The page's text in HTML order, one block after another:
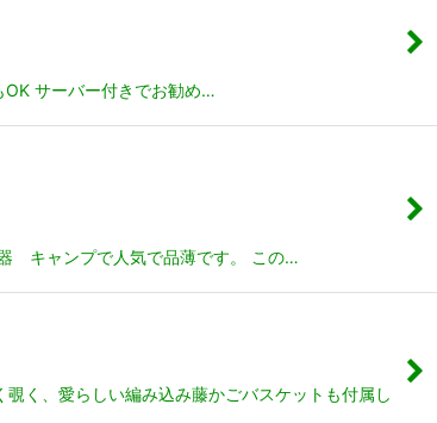
OK サーバー付きでお勧め…
キャンプで人気で品薄です。 この…
く、愛らしい編み込み藤かごバスケットも付属し